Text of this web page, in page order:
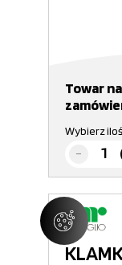
Towar na
Wybierz